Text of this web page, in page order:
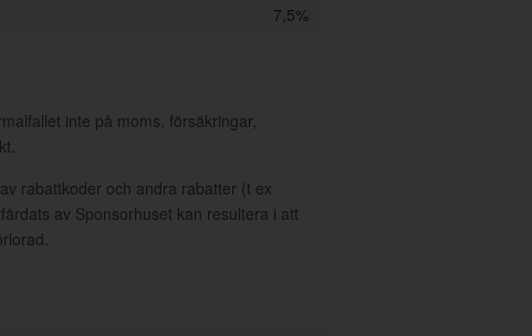
7,5%
inte på moms, försäkringar,
rabattkoder och andra rabatter (t ex
av Sponsorhuset kan resultera i att